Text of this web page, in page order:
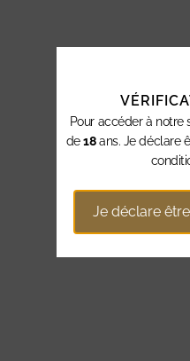
Pour accéder à notre
de18ans. Je déclare
Je déclare